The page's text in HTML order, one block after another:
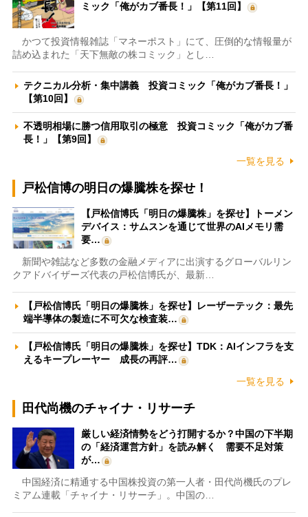
ミック「俺がカブ番長！」【第11回】
かつて投資情報雑誌「マネーポスト」にて、圧倒的な情報量が
詰め込まれた「天下無敵の株コミック」とし…
テクニカル分析・集中講義 投資コミック「俺がカブ番長！」
【第10回】
不透明相場に勝つ信用取引の極意 投資コミック「俺がカブ番
長！」【第9回】
一覧を見る
戸松信博の明日の爆騰株を探せ！
【戸松信博氏「明日の爆騰株」を探せ】トーメン
デバイス：サムスンを通じて世界のAIメモリ需
要…
新聞や雑誌など多数の金融メディアに出演するグローバルリン
クアドバイザーズ代表の戸松信博氏が、最新…
【戸松信博氏「明日の爆騰株」を探せ】レーザーテック：最先
端半導体の製造に不可欠な検査装…
【戸松信博氏「明日の爆騰株」を探せ】TDK：AIインフラを支
えるキープレーヤー 成長の再評…
一覧を見る
田代尚機のチャイナ・リサーチ
厳しい経済情勢をどう打開するか？中国の下半期
の「経済運営方針」を読み解く 需要不足対策
が…
中国経済に精通する中国株投資の第一人者・田代尚機氏のプレ
ミアム連載「チャイナ・リサーチ」。中国の…